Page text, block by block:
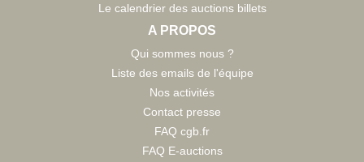
Le calendrier des auctions billets
A PROPOS
Qui sommes nous ?
Liste des emails de l'équipe
Nos activités
Contact presse
FAQ cgb.fr
FAQ E-auctions